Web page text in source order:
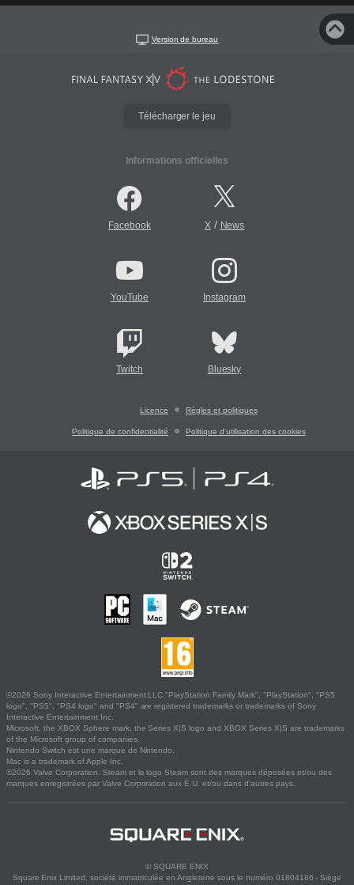
Version de bureau
Télécharger le jeu
Informations officielles
Facebook X/ News
YouTube Instagram
Twitch Bluesky
Licence Règles et politiques
Politique de confidentialité Politique d'utilisation des cookies
©2026 Sony Interactive Entertainment LLC."PlayStation Family Mark", "PlayStation", "PS5
logo", "PS5", "PS4 logo" and "PS4" are registered trademarks or trademarks of Sony
Interactive Entertainment Inc.
Microsoft, the XBOX Sphere mark, the Series X|S logo and XBOX Series X|S are trademarks
of the Microsoft group of companies.
Nintendo Switch est une marque de Nintendo.
Mac is a trademark of Apple Inc.
©2026 Valve Corporation. Steam et le logo Steam sont des marques déposées et/ou des
marques enregistrées par Valve Corporation aux É.U. et/ou dans d'autres pays.
© SQUARE ENIX
Square Enix Limited, société immatriculée en Angleterre sous le numéro 01804186 - Siège